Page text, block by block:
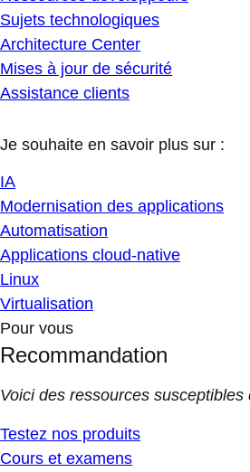
Sujets technologiques
Architecture Center
Mises à jour de sécurité
Assistance clients
Je souhaite en savoir plus sur :
IA
Modernisation des applications
Automatisation
Applications cloud-native
Linux
Virtualisation
Pour vous
Recommandation
Voici des ressources
Testez nos produits
Cours et examens